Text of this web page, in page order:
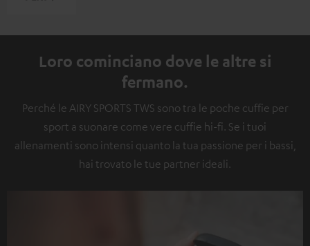
Loro cominciano dove le altre si
fermano.
Perché le AIRY SPORTS TWS sono tra le poche cuffie per
sport a suonare come vere cuffie hi-fi. Se i tuoi
allenamenti sono intensi quanto la tua passione per i bassi,
hai trovato le tue partner ideali.